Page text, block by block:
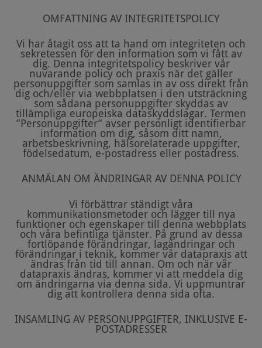
OMFATTNING AV INTEGRITETSPOLICY
Vi har åtagit oss att ta hand om integriteten och
sekretessen för den information som vi fått av
dig. Denna integritetspolicy beskriver vår
nuvarande policy och praxis när det gäller
personuppgifter som samlas in av oss direkt från
dig och/eller via webbplatsen i den utsträckning
som sådana personuppgifter skyddas av
tillämpliga europeiska dataskyddslagar. Termen
”Personuppgifter” avser personligt identifierbar
information om dig, såsom ditt namn,
arbetsbeskrivning, hälsorelaterade uppgifter,
födelsedatum, e-postadress eller postadress.
ANMÄLAN OM ÄNDRINGAR AV DENNA POLICY
Vi förbättrar ständigt våra
kommunikationsmetoder och lägger till nya
funktioner och egenskaper till denna webbplats
och våra befintliga tjänster. På grund av dessa
fortlöpande förändringar, lagändringar och
förändringar i teknik, kommer vår datapraxis att
ändras från tid till annan. Om och när vår
datapraxis ändras, kommer vi att meddela dig
om ändringarna via denna sida. Vi uppmuntrar
dig att kontrollera denna sida ofta.
INSAMLING AV PERSONUPPGIFTER, INKLUSIVE E-
POSTADRESSER